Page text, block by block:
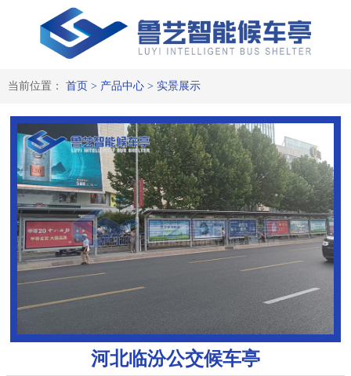
当前位置： 首页 > 产品中心> 实景展示
河北临汾公交候车亭